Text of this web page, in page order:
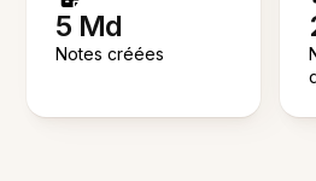
5 Md
Notes créées